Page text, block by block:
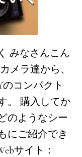
みなさんこん
メラ達から、
のコンパクト
。 購入してか
のようなシー
にご紹介でき
サイト：